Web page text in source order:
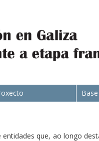
entidades que, ao longo